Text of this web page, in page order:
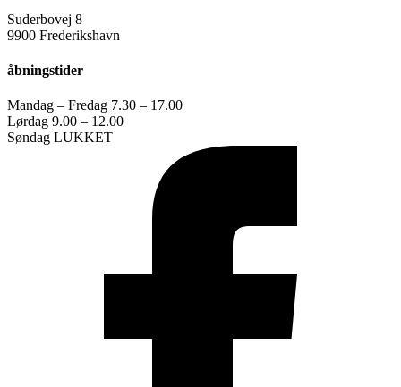
Suderbovej 8
9900 Frederikshavn
åbningstider
Mandag – Fredag 7.30 – 17.00
Lørdag 9.00 – 12.00
Søndag LUKKET